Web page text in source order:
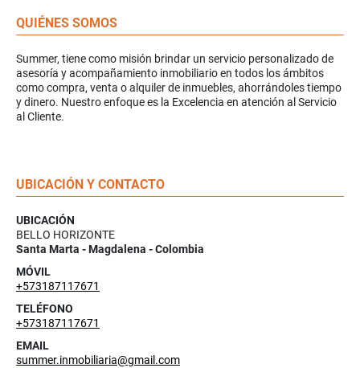
QUIÉNES SOMOS
Summer, tiene como misión brindar un servicio personalizado de
asesoría y acompañamiento inmobiliario en todos los ámbitos
como compra, venta o alquiler de inmuebles, ahorrándoles tiempo
y dinero. Nuestro enfoque es la Excelencia en atención al Servicio
al Cliente.
UBICACIÓN Y CONTACTO
UBICACIÓN
BELLO HORIZONTE
Santa Marta - Magdalena - Colombia
MÓVIL
+573187117671
TELÉFONO
+573187117671
EMAIL
summer.inmobiliaria@gmail.com